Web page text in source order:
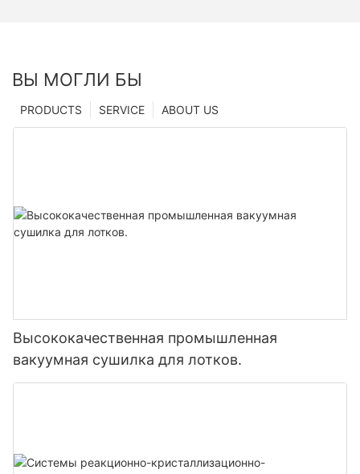
ВЫ МОГЛИ БЫ
ABOUT US
SERVICE
PRODUCTS
Высококачественная промышленная
вакуумная сушилка для лотков.